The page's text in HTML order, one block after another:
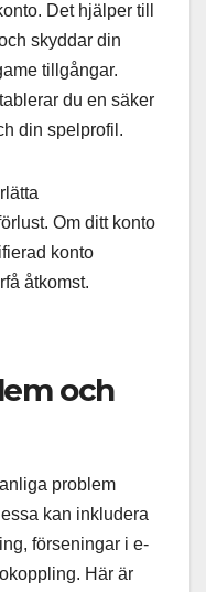
Det hjälper till
skyddar din
tillgångar.
du en säker
din spelprofil.
Om ditt konto
konto
åtkomst.
och
problem
kan inkludera
förseningar i e-
Här är